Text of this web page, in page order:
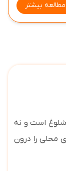
مطالعه بیشتر
شده. نه شلوغ است و نه
محلی را درون